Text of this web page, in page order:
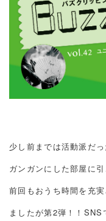
少し前までは活動派だ
ガンガンにした部屋に
前回もおうち時間を充
ましたが第2弾！！